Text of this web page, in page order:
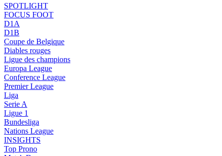
SPOTLIGHT
FOCUS FOOT
D1A
D1B
Coupe de Belgique
Diables rouges
Ligue des champions
Europa League
Conference League
Premier League
Liga
Serie A
Ligue 1
Bundesliga
Nations League
INSIGHTS
Top Prono